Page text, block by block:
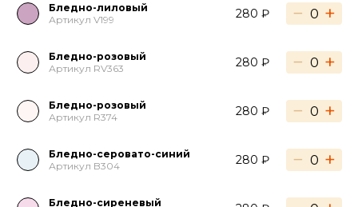
Бледно-лиловый
Артикул V199
280 ₽ − +
Бледно-розовый
Артикул RV363
280 ₽ − +
Бледно-розовый
Артикул R374
280 ₽ − +
Бледно-серовато-синий
Артикул B304
280 ₽ − +
Бледно-сиреневый